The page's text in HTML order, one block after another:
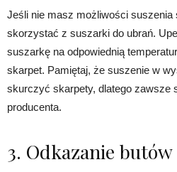
Jeśli nie masz możliwości suszenia
skorzystać z suszarki do ubrań.
suszarkę na odpowiednią
skarpet. Pamiętaj, że suszenie w
skurczyć skarpety, dlatego zawsze
producenta.
3. Odkazanie butów